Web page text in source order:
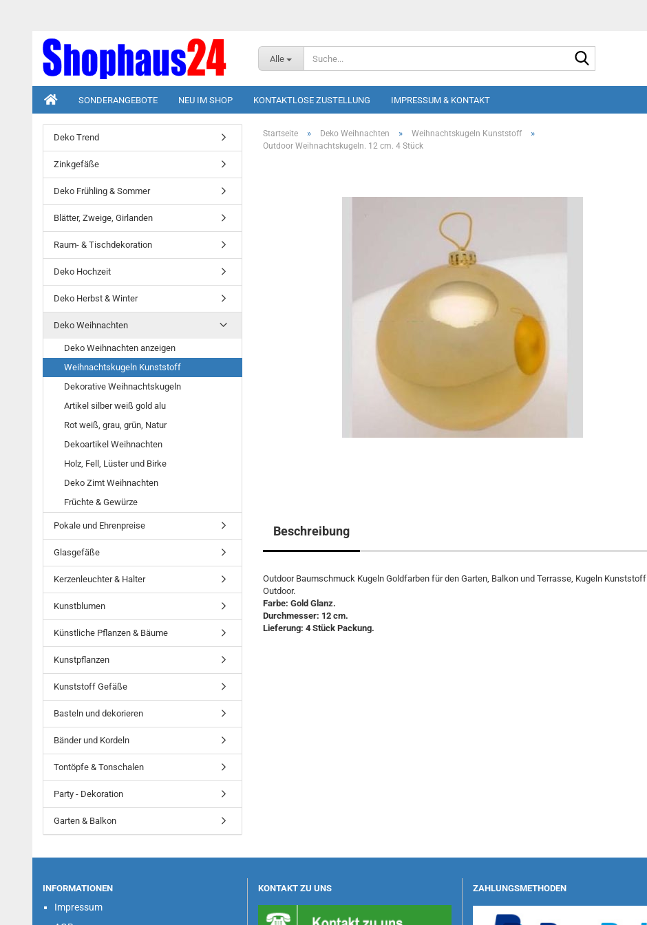
Alle
SONDERANGEBOTE NEU IM SHOP KONTAKTLOSE ZUSTELLUNG IMPRESSUM & KONTAKT
Startseite » Deko Weihnachten » Weihnachtskugeln Kunststoff »
Outdoor Weihnachtskugeln. 12 cm. 4 Stück
Beschreibung
Outdoor Baumschmuck Kugeln Goldfarben für den Garten, Balkon und Terrasse, Kugeln Kunststoff
Outdoor.
Farbe: Gold Glanz.
Durchmesser: 12 cm.
Lieferung: 4 Stück Packung.
Deko Trend
Zinkgefäße
Deko Frühling & Sommer
Blätter, Zweige, Girlanden
Raum- & Tischdekoration
Deko Hochzeit
Deko Herbst & Winter
Deko Weihnachten
Deko Weihnachten anzeigen
Weihnachtskugeln Kunststoff
Dekorative Weihnachtskugeln
Artikel silber weiß gold alu
Rot weiß, grau, grün, Natur
Dekoartikel Weihnachten
Holz, Fell, Lüster und Birke
Deko Zimt Weihnachten
Früchte & Gewürze
Pokale und Ehrenpreise
Glasgefäße
Kerzenleuchter & Halter
Kunstblumen
Künstliche Pflanzen & Bäume
Kunstpflanzen
Kunststoff Gefäße
Basteln und dekorieren
Bänder und Kordeln
Tontöpfe & Tonschalen
Party - Dekoration
Garten & Balkon
INFORMATIONEN
Impressum
KONTAKT ZU UNS ZAHLUNGSMETHODEN